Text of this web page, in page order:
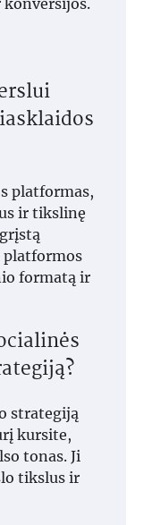
platformas,
ir tikslinę
platformos
formatą ir
strategiją
kursite,
tonas. Ji
tikslus ir